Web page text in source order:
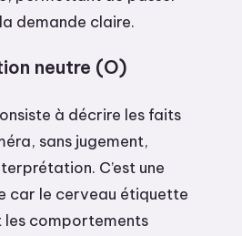
demande claire.
neutre (O)
à décrire les faits
sans jugement,
C’est une
car le cerveau étiquette
les comportements